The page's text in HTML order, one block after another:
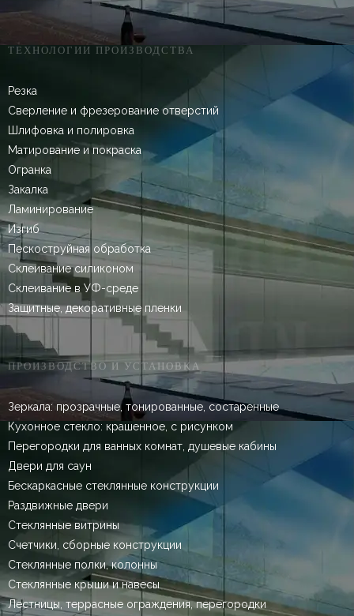
ТЕХНОЛОГИИ ПРОИЗВОДСТВА
Резка
Сверление и фрезерование отверстий
Шлифовка и полировка
Матирование и покраска
Огранка
Закалка
Ламинирование
Изгиб
Пескоструйная обработка
Склеивание силиконом
Склеивание в УФ-среде
Защитные, декоративные пленки
ПРОИЗВОДСТВО И УСТАНОВКА
Зеркала: прозрачные, тонированные, состаренные
Кухонное стекло: крашенное, с рисунком
Перегородки для ванных комнат, душевые кабины
Двери для саун
Бескаркасные стеклянные конструкции
Раздвижные двери
Стеклянные витрины
Счетчики, сборные конструкции
Стеклянные полки, колонны
Стеклянные крыши и навесы
Лестницы, террасные ограждения, перегородки